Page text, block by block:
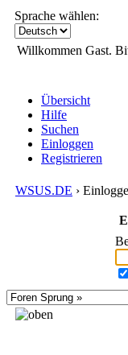
Sprache wählen:
Willkommen Gast.
Übersicht
Hilfe
Suchen
Einloggen
Registrieren
WSUS.DE ›